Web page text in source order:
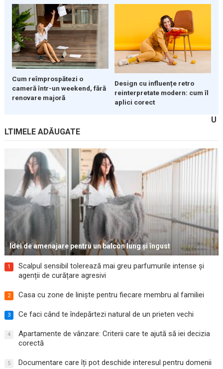
Cum reîmprospătezi o
cameră într-un weekend, fără
renovare majoră
Design cu influențe retro
reinterpretate modern: cum îl
aplici corect
U
LTIMELE ADĂUGATE
Idei de amenajare pentru un balcon lung și îngust
1
Scalpul sensibil tolerează mai greu parfumurile intense și
agenții de curățare agresivi
2 Casa cu zone de liniște pentru fiecare membru al familiei
3 Ce faci când te îndepărtezi natural de un prieten vechi
4
Apartamente de vânzare: Criterii care te ajută să iei decizia
corectă
5
Documentare care îți pot deschide interesul pentru domenii